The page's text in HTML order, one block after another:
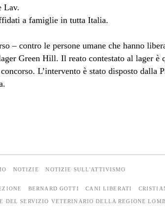
Lav.
a famiglie in tutta Italia.
– contro le persone umane che hanno
Green Hill. Il reato contestato al lager è
L’intervento è stato disposto dalla
NOTIZIE NOTIZIE SULL'ATTIVISMO
BERNARD GOTTI CANI LIBERATI
DEL SERVIZIO VETERINARIO DELLA REGIONE